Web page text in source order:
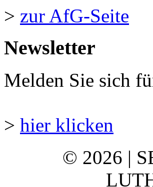
> zur AfG-Seite
Newsletter
Melden Sie sich
> hier klicken
© 2026 |